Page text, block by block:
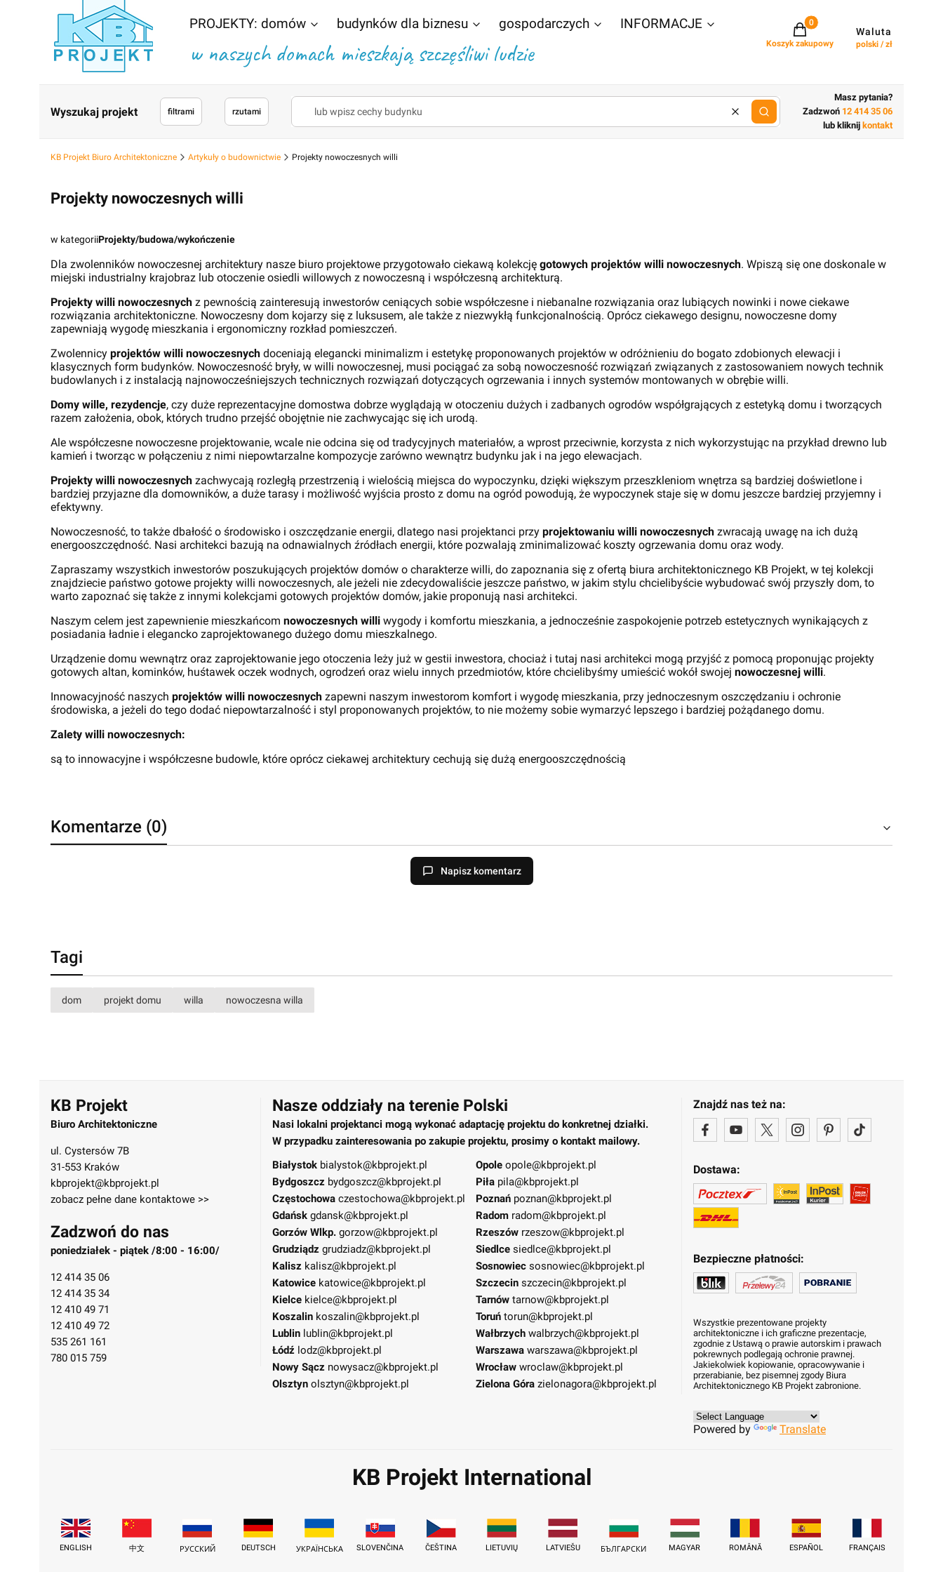
PROJEKTY: domów budynków dla biznesu gospodarczych INFORMACJE
w naszych domach mieszkają szczęśliwi ludzie
Projekty w koszyku: 0. Zobacz
Koszyk zakupowy
Waluta
polski / zł
Wyszukaj projekt filtrami rzutami
Wyczyśćlub wpisz cechy budynku
Masz pytania?
Zadzwoń 12 414 35 06
lub kliknij kontakt
KB Projekt Biuro Architektoniczne Artykuły o budownictwie Projekty nowoczesnych willi
Projekty nowoczesnych willi
w kategoriiProjekty/budowa/wykończenie
Dla zwolenników nowoczesnej architektury nasze biuro projektowe przygotowało ciekawą kolekcję gotowych projektów willi nowoczesnych. Wpiszą się one doskonale w
miejski industrialny krajobraz lub otoczenie osiedli willowych z nowoczesną i współczesną architekturą.
Projekty willi nowoczesnych z pewnością zainteresują inwestorów ceniących sobie współczesne i niebanalne rozwiązania oraz lubiących nowinki i nowe ciekawe
rozwiązania architektoniczne. Nowoczesny dom kojarzy się z luksusem, ale także z niezwykłą funkcjonalnością. Oprócz ciekawego designu, nowoczesne domy
zapewniają wygodę mieszkania i ergonomiczny rozkład pomieszczeń.
Zwolennicy projektów willi nowoczesnych doceniają elegancki minimalizm i estetykę proponowanych projektów w odróżnieniu do bogato zdobionych elewacji i
klasycznych form budynków. Nowoczesność bryły, w willi nowoczesnej, musi pociągać za sobą nowoczesność rozwiązań związanych z zastosowaniem nowych technik
budowlanych i z instalacją najnowocześniejszych technicznych rozwiązań dotyczących ogrzewania i innych systemów montowanych w obrębie willi.
Domy wille, rezydencje, czy duże reprezentacyjne domostwa dobrze wyglądają w otoczeniu dużych i zadbanych ogrodów współgrających z estetyką domu i tworzących
razem założenia, obok, których trudno przejść obojętnie nie zachwycając się ich urodą.
Ale współczesne nowoczesne projektowanie, wcale nie odcina się od tradycyjnych materiałów, a wprost przeciwnie, korzysta z nich wykorzystując na przykład drewno lub
kamień i tworząc w połączeniu z nimi niepowtarzalne kompozycje zarówno wewnątrz budynku jak i na jego elewacjach.
Projekty willi nowoczesnych zachwycają rozległą przestrzenią i wielością miejsca do wypoczynku, dzięki większym przeszkleniom wnętrza są bardziej doświetlone i
bardziej przyjazne dla domowników, a duże tarasy i możliwość wyjścia prosto z domu na ogród powodują, że wypoczynek staje się w domu jeszcze bardziej przyjemny i
efektywny.
Nowoczesność, to także dbałość o środowisko i oszczędzanie energii, dlatego nasi projektanci przy projektowaniu willi nowoczesnych zwracają uwagę na ich dużą
energooszczędność. Nasi architekci bazują na odnawialnych źródłach energii, które pozwalają zminimalizować koszty ogrzewania domu oraz wody.
Zapraszamy wszystkich inwestorów poszukujących projektów domów o charakterze willi, do zapoznania się z ofertą biura architektonicznego KB Projekt, w tej kolekcji
znajdziecie państwo gotowe projekty willi nowoczesnych, ale jeżeli nie zdecydowaliście jeszcze państwo, w jakim stylu chcielibyście wybudować swój przyszły dom, to
warto zapoznać się także z innymi kolekcjami gotowych projektów domów, jakie proponują nasi architekci.
Naszym celem jest zapewnienie mieszkańcom nowoczesnych willi wygody i komfortu mieszkania, a jednocześnie zaspokojenie potrzeb estetycznych wynikających z
posiadania ładnie i elegancko zaprojektowanego dużego domu mieszkalnego.
Urządzenie domu wewnątrz oraz zaprojektowanie jego otoczenia leży już w gestii inwestora, chociaż i tutaj nasi architekci mogą przyjść z pomocą proponując projekty
gotowych altan, kominków, huśtawek oczek wodnych, ogrodzeń oraz wielu innych przedmiotów, które chcielibyśmy umieścić wokół swojej nowoczesnej willi.
Innowacyjność naszych projektów willi nowoczesnych zapewni naszym inwestorom komfort i wygodę mieszkania, przy jednoczesnym oszczędzaniu i ochronie
środowiska, a jeżeli do tego dodać niepowtarzalność i styl proponowanych projektów, to nie możemy sobie wymarzyć lepszego i bardziej pożądanego domu.
Zalety willi nowoczesnych:
są to innowacyjne i współczesne budowle, które oprócz ciekawej architektury cechują się dużą energooszczędnością
Komentarze (0)
Napisz komentarz
Tagi
dom projekt domu willa nowoczesna willa
KB Projekt
Biuro Architektoniczne
ul. Cystersów 7B
31-553 Kraków
kbprojekt@kbprojekt.pl
zobacz pełne dane kontaktowe >>
Zadzwoń do nas
poniedziałek - piątek /8:00 - 16:00/
12 414 35 06
12 414 35 34
12 410 49 71
12 410 49 72
535 261 161
780 015 759
Nasze oddziały na terenie Polski
Nasi lokalni projektanci mogą wykonać adaptację projektu do konkretnej działki.
W przypadku zainteresowania po zakupie projektu, prosimy o kontakt mailowy.
Białystok bialystok@kbprojekt.pl
Bydgoszcz bydgoszcz@kbprojekt.pl
Częstochowa czestochowa@kbprojekt.pl
Gdańsk gdansk@kbprojekt.pl
Gorzów Wlkp. gorzow@kbprojekt.pl
Grudziądz grudziadz@kbprojekt.pl
Kalisz kalisz@kbprojekt.pl
Katowice katowice@kbprojekt.pl
Kielce kielce@kbprojekt.pl
Koszalin koszalin@kbprojekt.pl
Lublin lublin@kbprojekt.pl
Łódź lodz@kbprojekt.pl
Nowy Sącz nowysacz@kbprojekt.pl
Olsztyn olsztyn@kbprojekt.pl
Opole opole@kbprojekt.pl
Piła pila@kbprojekt.pl
Poznań poznan@kbprojekt.pl
Radom radom@kbprojekt.pl
Rzeszów rzeszow@kbprojekt.pl
Siedlce siedlce@kbprojekt.pl
Sosnowiec sosnowiec@kbprojekt.pl
Szczecin szczecin@kbprojekt.pl
Tarnów tarnow@kbprojekt.pl
Toruń torun@kbprojekt.pl
Wałbrzych walbrzych@kbprojekt.pl
Warszawa warszawa@kbprojekt.pl
Wrocław wroclaw@kbprojekt.pl
Zielona Góra zielonagora@kbprojekt.pl
Znajdź nas też na:
Dostawa:
Bezpieczne płatności:
Wszystkie prezentowane projekty
architektoniczne i ich graficzne prezentacje,
zgodnie z Ustawą o prawie autorskim i prawach
pokrewnych podlegają ochronie prawnej.
Jakiekolwiek kopiowanie, opracowywanie i
przerabianie, bez pisemnej zgody Biura
Architektonicznego KB Projekt zabronione.
Powered by Translate
KB Projekt International
ENGLISH 中文 РУССКИЙ DEUTSCH УКРАЇНСЬКА SLOVENČINA ČEŠTINA LIETUVIŲ LATVIEŠU БЪЛГАРСКИ MAGYAR ROMÂNĂ ESPAÑOL FRANÇAIS